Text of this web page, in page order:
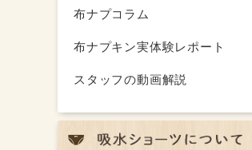
布ナプコラム
布ナプキン実体験レポート
スタッフの動画解説